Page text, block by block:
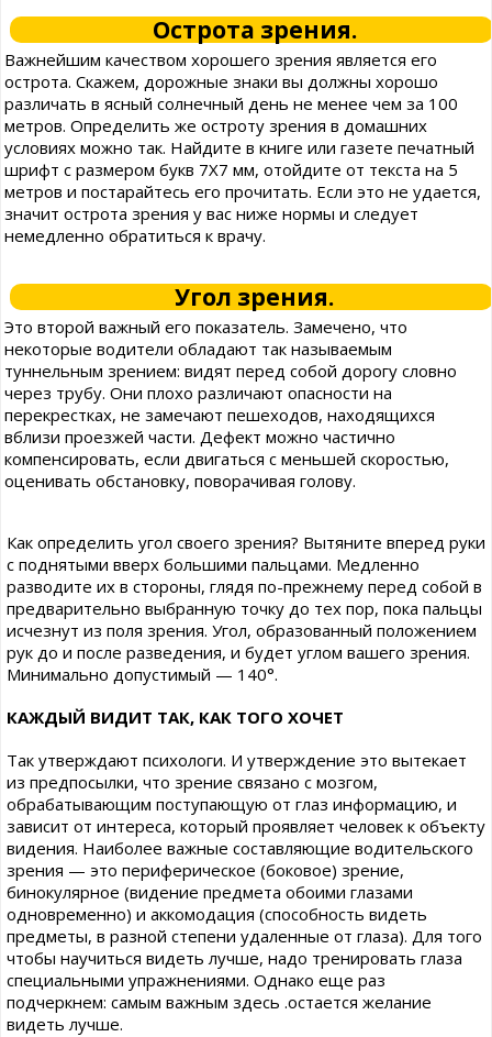
Острота зрения.
Важнейшим качеством хорошего зрения является его
острота. Скажем, дорожные знаки вы должны хорошо
различать в ясный солнечный день не менее чем за 100
метров. Определить же остроту зрения в домашних
условиях можно так. Найдите в книге или газете печатный
шрифт с размером букв 7X7 мм, отойдите от текста на 5
метров и постарайтесь его прочитать. Если это не удается,
значит острота зрения у вас ниже нормы и следует
немедленно обратиться к врачу.
Угол зрения.
Это второй важный его показатель. Замечено, что
некоторые водители обладают так называемым
туннельным зрением: видят перед собой дорогу словно
через трубу. Они плохо различают опасности на
перекрестках, не замечают пешеходов, находящихся
вблизи проезжей части. Дефект можно частично
компенсировать, если двигаться с меньшей скоростью,
оценивать обстановку, поворачивая голову.
Как определить угол своего зрения? Вытяните вперед руки
с поднятыми вверх большими пальцами. Медленно
разводите их в стороны, глядя по-прежнему перед собой в
предварительно выбранную точку до тех пор, пока пальцы
исчезнут из поля зрения. Угол, образованный положением
рук до и после разведения, и будет углом вашего зрения.
Минимально допустимый — 140°.
КАЖДЫЙ ВИДИТ ТАК, КАК ТОГО ХОЧЕТ
Так утверждают психологи. И утверждение это вытекает
из предпосылки, что зрение связано с мозгом,
обрабатывающим поступающую от глаз информацию, и
зависит от интереса, который проявляет человек к объекту
видения. Наиболее важные составляющие водительского
зрения — это периферическое (боковое) зрение,
бинокулярное (видение предмета обоими глазами
одновременно) и аккомодация (способность видеть
предметы, в разной степени удаленные от глаза). Для того
чтобы научиться видеть лучше, надо тренировать глаза
специальными упражнениями. Однако еще раз
подчеркнем: самым важным здесь .остается желание
видеть лучше.